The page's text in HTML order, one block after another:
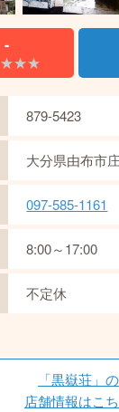
-
879-5423
大分県由布市
097-585-1161
8:00～17:00
不定休
「黒嶽荘」の
店舗情報はこ